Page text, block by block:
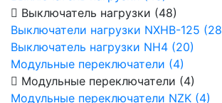
Выключатель нагрузки (48)
Выключатели нагрузки NXHB-125
Выключатель нагрузки NH4 (20)
Модульные переключатели (4)
Модульные переключатели (4)
Модульные переключатели NZK (4)